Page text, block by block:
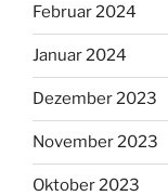
Februar 2024
Januar 2024
Dezember 2023
November 2023
Oktober 2023